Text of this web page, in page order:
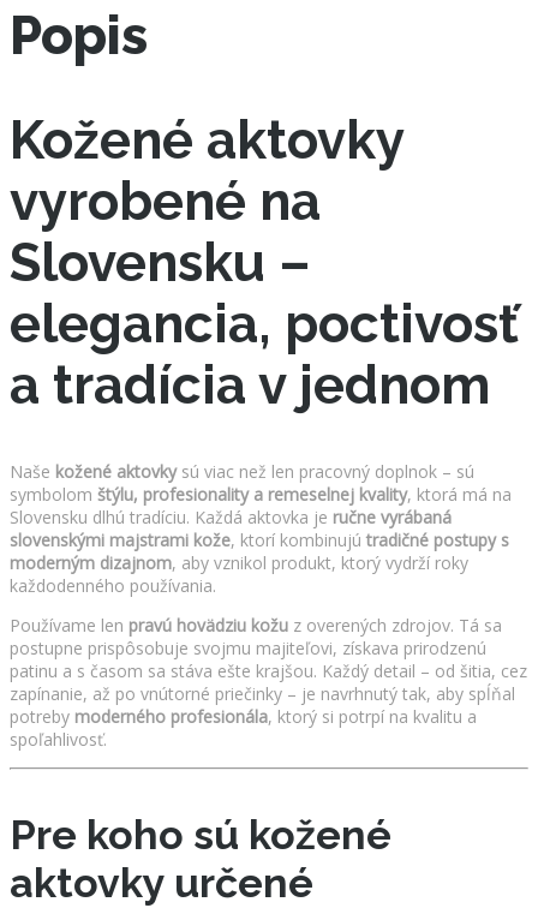
Popis
Kožené aktovky
vyrobené na
Slovensku –
elegancia, poctivosť
a tradícia v jednom
Naše kožené aktovkysú viac než len pracovný doplnok – sú
symbolom štýlu, profesionality a remeselnej kvality, ktorá má na
Slovensku dlhú tradíciu. Každá aktovka je ručne vyrábaná
slovenskými majstrami kože, ktorí kombinujútradičné postupy s
moderným dizajnom, aby vznikol produkt, ktorý vydrží roky
každodenného používania.
Používame len pravú hovädziu kožu z overených zdrojov. Tá sa
postupne prispôsobuje svojmu majiteľovi, získava prirodzenú
patinu a s časom sa stáva ešte krajšou. Každý detail – od šitia, cez
zapínanie, až po vnútorné priečinky – je navrhnutý tak, aby spĺňal
potreby moderného profesionála, ktorý si potrpí na kvalitu a
spoľahlivosť.
Pre koho sú kožené
aktovky určené